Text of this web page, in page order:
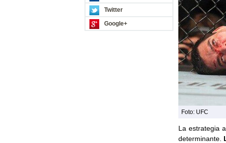
Twitter
Google+
Foto: UFC
La estrategia
determinante.